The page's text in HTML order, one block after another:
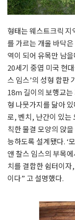
형태는 웨스트크릭 지
를 가르는 개울 바닥
역이 되어 유목만 남
20세기 중엽 미국 현
스 임스’의 성형 합판
18m 길이의 보행교는
형 나뭇가지를 닮아
로, 벤치, 난간이 있는
칙한 물결 모양의 앉
능하도록 설계됐다. ‘
앤 찰스 임스의 부목
치를 결합한 쉼터이
이다” 고 설명했다.